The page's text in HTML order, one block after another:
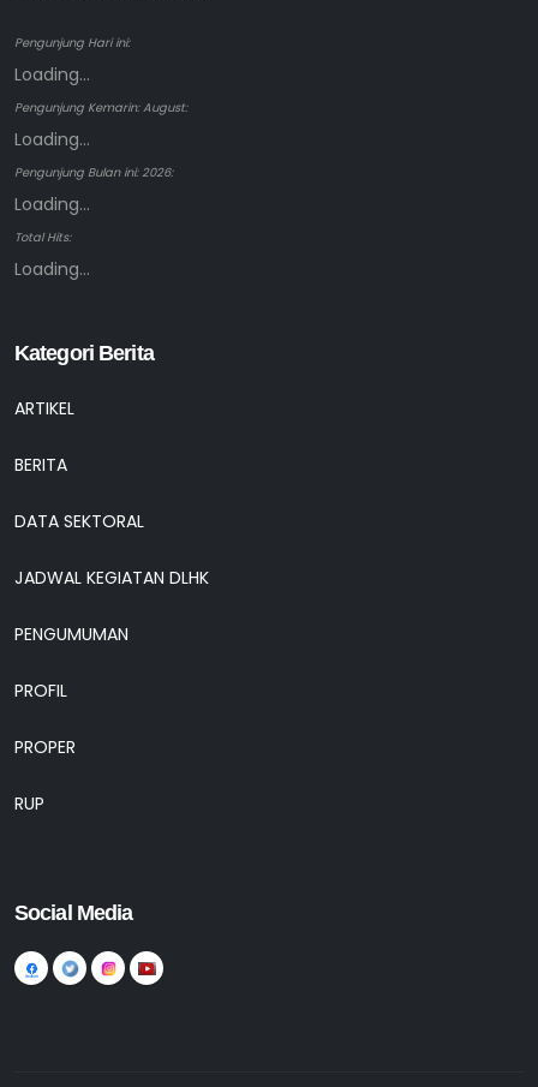
Pengunjung Hari ini:
Loading...
Pengunjung Kemarin: August:
Loading...
Pengunjung Bulan ini: 2026:
Loading...
Total Hits:
Loading...
Kategori Berita
ARTIKEL
BERITA
DATA SEKTORAL
JADWAL KEGIATAN DLHK
PENGUMUMAN
PROFIL
PROPER
RUP
Social Media